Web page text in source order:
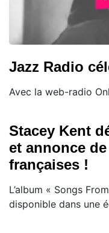
Jazz Radio
Avec la web-radio
Stacey Kent
et annonce
françaises !
L’album « Songs
disponible dans une